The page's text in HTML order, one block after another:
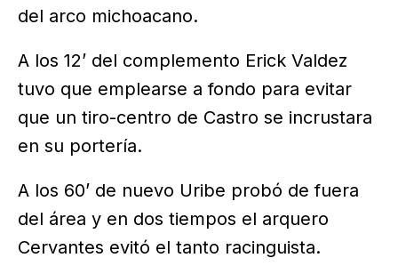
del arco michoacano.
A los 12’ del complemento Erick Valdez
tuvo que emplearse a fondo para evitar
que un tiro-centro de Castro se incrustara
en su portería.
A los 60’ de nuevo Uribe probó de fuera
del área y en dos tiempos el arquero
Cervantes evitó el tanto racinguista.